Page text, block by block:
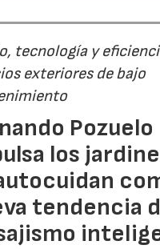
tecnología y
exteriores de bajo
Pozuelo
los
tendencia